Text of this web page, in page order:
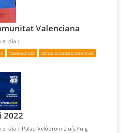
Valenciana
el día |
taekwondo otros acontecimientos
2022
el día | Palau Velòdrom Lluís Puig